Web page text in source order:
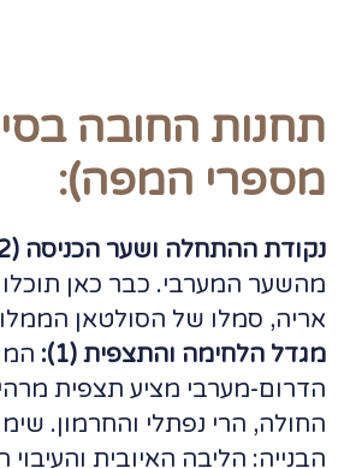
תחנות החובה
מספרי המפה):
נקודת ההתחלה ושער הכניסה (2):
מהשער המערבי. כבר כאן
אריה, סמלו של הסולטאן
מגדל הלחימה והתצפית (1):
הדרום-מערבי מציע תצפית
החולה, הרי נפתלי והחרמון.
הבנייה: הליבה האיובית והעיבוי